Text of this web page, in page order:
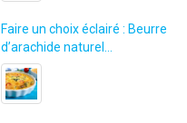
Faire un choix éclairé : Beurre
d’arachide naturel…